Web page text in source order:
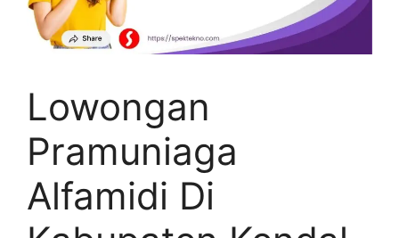
Lowongan
Pramuniaga
Alfamidi Di